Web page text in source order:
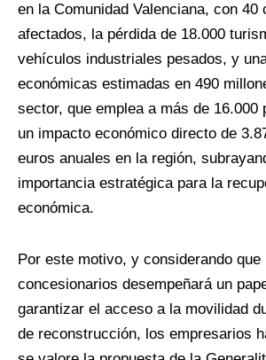
en la Comunidad Valenciana, con 40
afectados, la pérdida de 18.000
vehículos industriales pesados, y
económicas estimadas en 490
sector, que emplea a más de 16.000
un impacto económico directo de
euros anuales en la región,
importancia estratégica para la
económica.
Por este motivo, y considerando que
concesionarios desempeñará un
garantizar el acceso a la movilidad
de reconstrucción, los empresarios